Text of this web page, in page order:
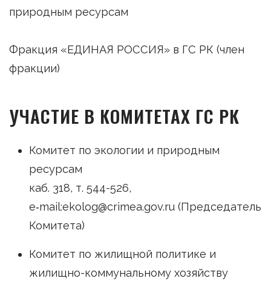
природным ресурсам
Фракция «ЕДИНАЯ РОССИЯ» в ГС РК (член
фракции)
УЧАСТИЕ В КОМИТЕТАХ ГС РК
Комитет по экологии и природным
ресурсам
каб. 318, т. 544-526,
e‑mail:ekolog@crimea.gov.ru (Председатель
Комитета)
Комитет по жилищной политике и
жилищно-коммунальному хозяйству